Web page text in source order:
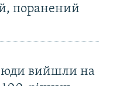
поранений
вийшли на